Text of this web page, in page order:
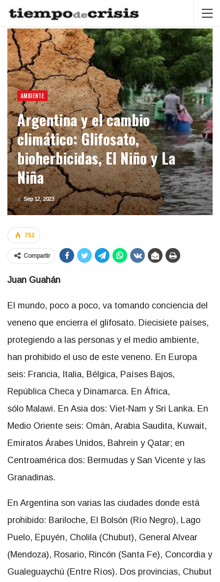
AMBIENTE
Argentina y el cambio
climático: Glifosato,
bioherbicidas, El Niño y La
Niña
elSep 12, 2023
752
Compartir
Juan Guahán
El mundo, poco a poco, va tomando conciencia del
veneno que encierra el glifosato. Diecisiete países,
protegiendo a las personas y el medio ambiente,
han prohibido el uso de este veneno. En Europa
seis: Francia, Italia, Bélgica, Países Bajos,
República Checa y Dinamarca. En África,
sólo Malawi. En Asia dos: Viet-Nam y Sri Lanka. En
Medio Oriente seis: Omán, Arabia Saudita, Kuwait,
Emiratos Árabes Unidos, Bahrein y Qatar; en
Centroamérica dos: Bermudas y San Vicente y las
Granadinas.
En Argentina son varias las ciudades donde está
prohibido: Bariloche, El Bolsón (Río Negro), Lago
Puelo, Epuyén, Cholila (Chubut), General Alvear
(Mendoza), Rosario, Rincón (Santa Fe), Concordia y
Gualeguaychú (Entre Ríos). Dos provincias, Chubut